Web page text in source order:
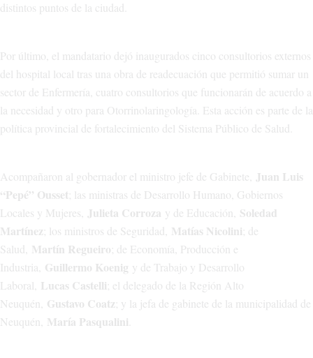
distintos puntos de la ciudad.
Por último, el mandatario dejó inaugurados cinco consultorios externos
del hospital local tras una obra de readecuación que permitió sumar un
sector de Enfermería, cuatro consultorios que funcionarán de acuerdo a
la necesidad y otro para Otorrinolaringología. Esta acción es parte de la
política provincial de fortalecimiento del Sistema Público de Salud.
Acompañaron al gobernador el ministro jefe de Gabinete, Juan Luis
“Pepé” Ousset ; las ministras de Desarrollo Humano, Gobiernos
Locales y Mujeres, Julieta Corroza y de Educación, Soledad
Martínez ; los ministros de Seguridad, Matías Nicolini ; de
Salud, Martín Regueiro ; de Economía, Producción e
Industria, Guillermo Koenig y de Trabajo y Desarrollo
Laboral, Lucas Castelli ; el delegado de la Región Alto
Neuquén, Gustavo Coatz ; y la jefa de gabinete de la municipalidad de
Neuquén, María Pasqualini